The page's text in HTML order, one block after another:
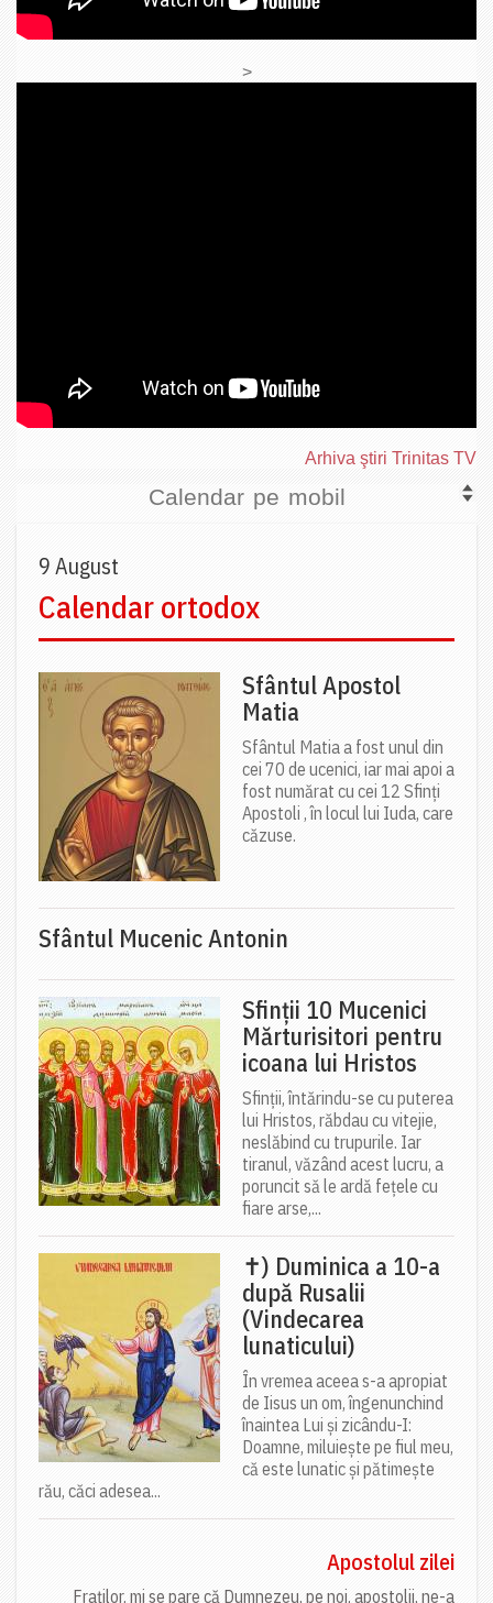
>
Arhiva ştiri Trinitas TV
Calendar pe mobil
9 August
Calendar ortodox
Sfântul Apostol
Matia
Sfântul Matia a fost unul din
cei 70 de ucenici, iar mai apoi a
fost numărat cu cei 12 Sfinți
Apostoli , în locul lui Iuda, care
căzuse.
Sfântul Mucenic Antonin
Sfinții 10 Mucenici
Mărturisitori pentru
icoana lui Hristos
Sfinții, întărindu-se cu puterea
lui Hristos, răbdau cu vitejie,
neslăbind cu trupurile. Iar
tiranul, văzând acest lucru, a
poruncit să le ardă fețele cu
fiare arse,...
✝) Duminica a 10-a
după Rusalii
(Vindecarea
lunaticului)
În vremea aceea s-a apropiat
de Iisus un om, îngenunchind
înaintea Lui și zicându-I:
Doamne, miluiește pe fiul meu,
că este lunatic și pătimește
rău, căci adesea...
Apostolul zilei
Fraților, mi se pare că Dumnezeu, pe noi, apostolii, ne-a